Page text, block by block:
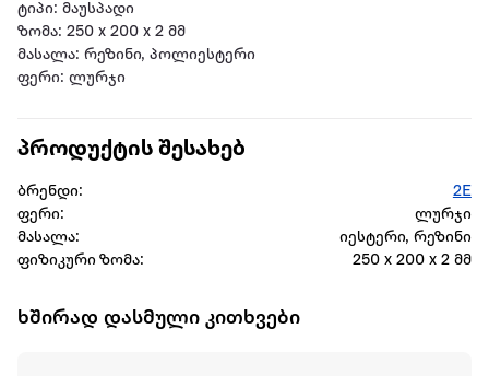
ტიპი: მაუსპადი
ზომა: 250 x 200 x 2 მმ
მასალა: რეზინი, პოლიესტერი
ფერი: ლურჯი
პროდუქტის შესახებ
ბრენდი:
2E
ფერი:
ლურჯი
მასალა:
იესტერი, რეზინი
ფიზიკური ზომა:
250 x 200 x 2 მმ
ხშირად დასმული კითხვები